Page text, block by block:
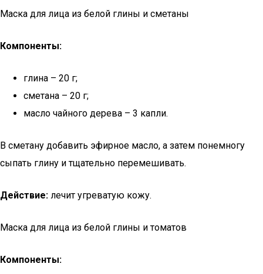
Маска для лица из белой глины и сметаны
Компоненты:
глина – 20 г;
сметана – 20 г;
масло чайного дерева – 3 капли.
В сметану добавить эфирное масло, а затем понемногу
сыпать глину и тщательно перемешивать.
Действие: лечит угреватую кожу.
Маска для лица из белой глины и томатов
Компоненты: